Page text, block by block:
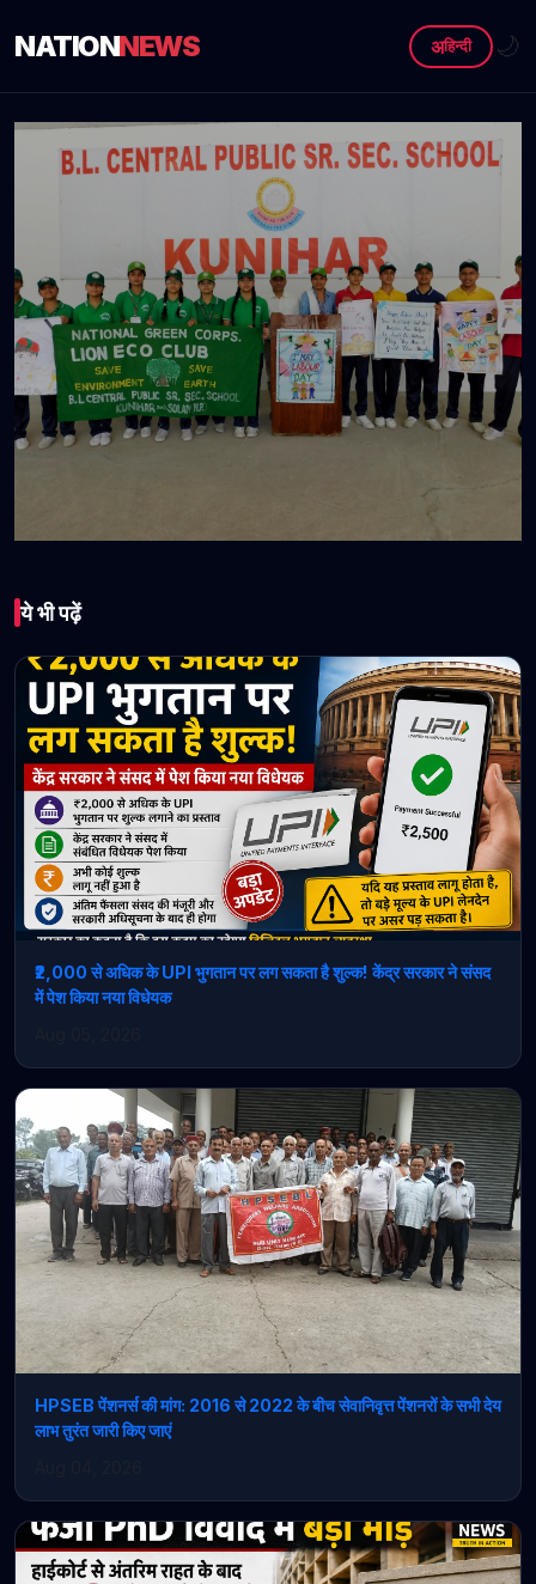
NATIONNEWS अहिन्दी 🌙
बी.एल. स्कूल कुनिहार में
हर्षोल्लास के साथ मनाया गया
मजदूर दिवस
April 30, 2026 • 1 min read
ये भी पढ़ें
₹2,000 से अधिक के UPI भुगतान पर लग सकता है शुल्क! केंद्र सरकार ने संसद
में पेश किया नया विधेयक
HPSEB पेंशनर्स की मांग: 2016 से 2022 के बीच सेवानिवृत्त पेंशनरों के सभी देय
लाभ तुरंत जारी किए जाएं